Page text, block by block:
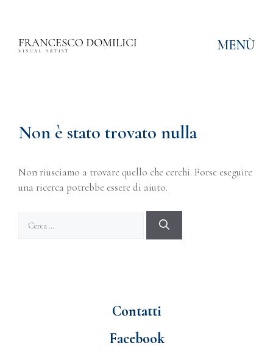
MENÙ
Non è stato trovato nulla
Non riusciamo a trovare quello che cerchi. Forse eseguire
una ricerca potrebbe essere di aiuto.
Contatti
Facebook